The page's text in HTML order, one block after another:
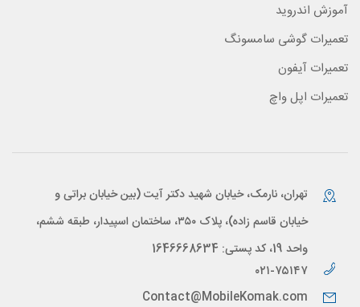
آموزش اندروید
تعمیرات گوشی سامسونگ
تعمیرات آیفون
تعمیرات اپل واچ
تهران، نارمک، خیابان شهید دکتر آیت (بین خیابان براتی و
خیابان قاسم زاده)، پلاک ۳۵۰، ساختمان اسپیدار، طبقه ششم،
واحد 19، کد پستی: 1646668634
۰۲۱-۷۵۱۴۷
Contact@MobileKomak.com